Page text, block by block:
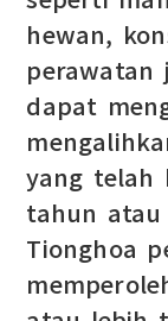
hewan,
perawatan
dapat
yang telah
tahun
Tionghoa